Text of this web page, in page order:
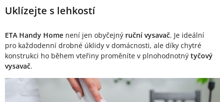
Popis produktu
Uklízejte s lehkostí
ETA Handy Home není jen obyčejný ruční vysavač. Je ideální
pro každodenní drobné úklidy v domácnosti, ale díky chytré
konstrukci ho během vteřiny proměníte v plnohodnotný tyčový
vysavač.